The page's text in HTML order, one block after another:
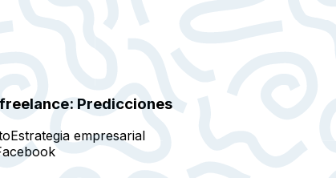
Predicciones
Estrategia empresarial